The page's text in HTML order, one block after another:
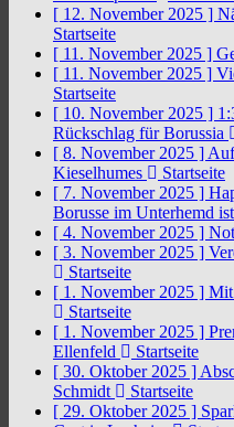
[ 12. November 2025 ]
Startseite
[ 11. November 2025 ]
[ 11. November 2025 ]
Startseite
[ 10. November 2025 ]
Rückschlag für Borussia
[ 8. November 2025 ]
Kieselhumes
Startseite
[ 7. November 2025 ]
Borusse im Unterhemd
[ 4. November 2025 ]
[ 3. November 2025 ]
Startseite
[ 1. November 2025 ] Mit
Startseite
[ 1. November 2025 ]
Ellenfeld
Startseite
[ 30. Oktober 2025 ]
Schmidt
Startseite
[ 29. Oktober 2025 ]